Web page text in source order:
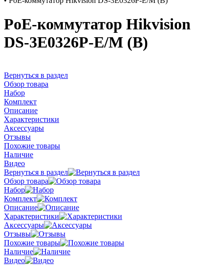
PoE-коммутатор Hikvision
DS-3E0326P-E/M (B)
Вернуться в раздел
Обзор товара
Набор
Комплект
Описание
Характеристики
Аксессуары
Отзывы
Похожие товары
Наличие
Видео
Вернуться в раздел
Обзор товара
Набор
Комплект
Описание
Характеристики
Аксессуары
Отзывы
Похожие товары
Наличие
Видео